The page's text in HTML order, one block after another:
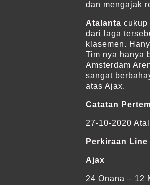
dan mengajak
Atalanta cukup
dari laga
klasemen.
Tim nya hanya
Amsterdam
sangat
atas Ajax.
Catatan
27-10-2020
Perkiraan Line
Ajax
24 Onana – 12